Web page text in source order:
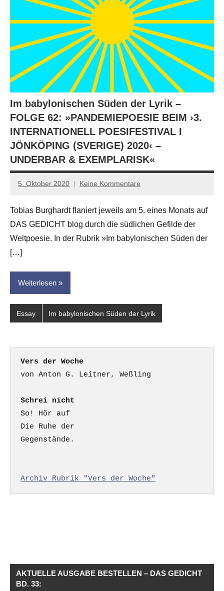
Im babylonischen Süden der Lyrik –
FOLGE 62: »PANDEMIEPOESIE BEIM ›3.
INTERNATIONELL POESIFESTIVAL I
JÖNKÖPING (SVERIGE) 2020‹ –
UNDERBAR & EXEMPLARISK«
5. Oktober 2020
Anton
Leitner
Keine Kommentare
Tobias Burghardt flaniert jeweils am 5. eines Monats auf
DAS GEDICHT blog durch die südlichen Gefilde der
Weltpoesie. In der Rubrik »Im babylonischen Süden der
[…]
Weiterlesen
Essay Im babylonischen Süden der Lyrik
Vers der Woche
Schrei nicht
So! Hör auf
Die Ruhe der
Gegenstände.
Archiv Rubrik "Vers der Woche"
AKTUELLE AUSGABE BESTELLEN – DAS GEDICHT
BD. 33: